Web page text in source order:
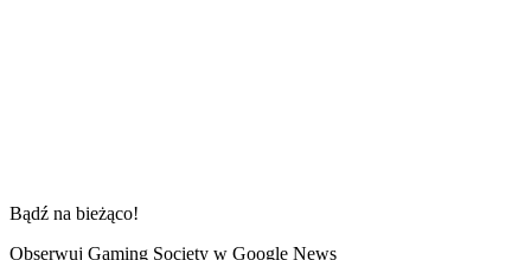
Bądź na bieżąco!
Obserwuj Gaming Society w Google News